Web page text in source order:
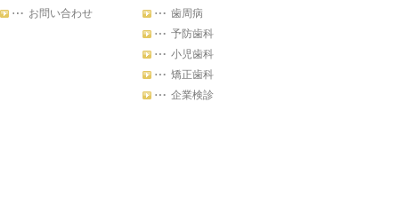
お問い合わせ
歯周病
予防歯科
小児歯科
矯正歯科
企業検診